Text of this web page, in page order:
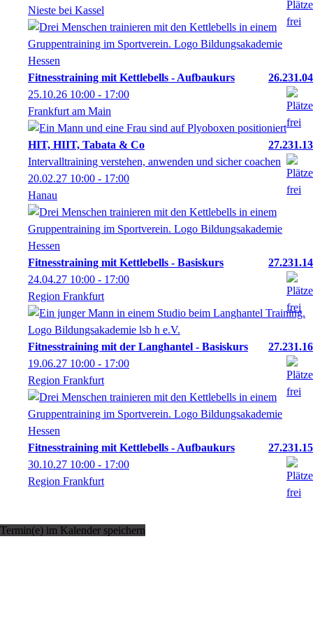
Nieste bei Kassel
Fitnesstraining mit Kettlebells - Aufbaukurs
26.231.04
25.10.26 10:00 - 17:00
Frankfurt am Main
HIT, HIIT, Tabata & Co
27.231.13
Intervalltraining verstehen, anwenden und sicher coachen
20.02.27 10:00 - 17:00
Hanau
Fitnesstraining mit Kettlebells - Basiskurs
27.231.14
24.04.27 10:00 - 17:00
Region Frankfurt
Fitnesstraining mit der Langhantel - Basiskurs
27.231.16
19.06.27 10:00 - 17:00
Region Frankfurt
Fitnesstraining mit Kettlebells - Aufbaukurs
27.231.15
30.10.27 10:00 - 17:00
Region Frankfurt
Termin(e) im Kalender speichern